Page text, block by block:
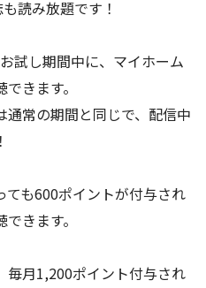
無料期間なし
31日間無料
読み放題です！
試し期間中に、マイホーム
きます。
常の期間と同じで、配信中
ても600ポイントが付与され
きます。
毎月1,200ポイント付与され